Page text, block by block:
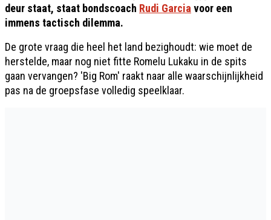
deur staat, staat bondscoach Rudi Garcia voor een
immens tactisch dilemma.
De grote vraag die heel het land bezighoudt: wie moet de
herstelde, maar nog niet fitte Romelu Lukaku in de spits
gaan vervangen? 'Big Rom' raakt naar alle waarschijnlijkheid
pas na de groepsfase volledig speelklaar.